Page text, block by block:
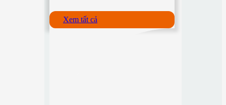
Xem tất cả